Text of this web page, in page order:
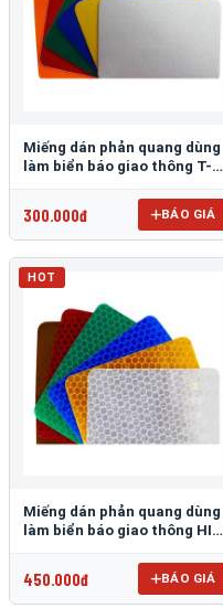
Miếng dán phản quang dùng
làm biển báo giao thông T-
300.000đ BÁO GIÁ
HOT
Miếng dán phản quang dùng
làm biển báo giao thông HIP
450.000đ BÁO GIÁ